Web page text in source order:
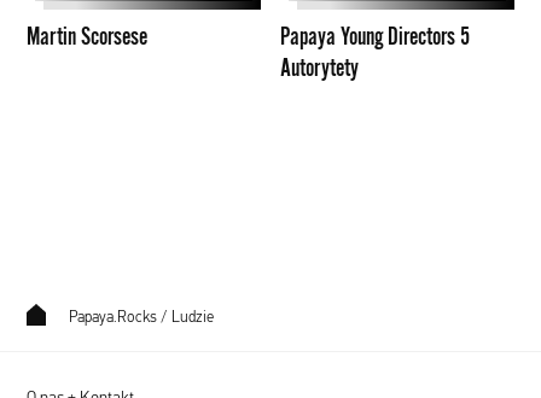
Martin Scorsese
Papaya Young Directors 5
Autorytety
Papaya.Rocks / Ludzie